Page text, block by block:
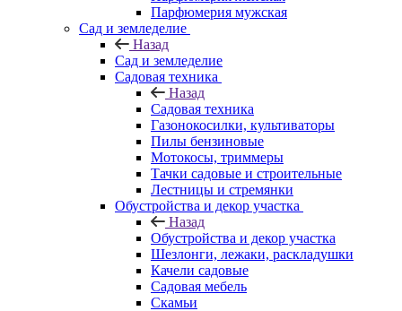
Парфюмерия мужская
Сад и земледелие
Назад
Сад и земледелие
Садовая техника
Назад
Садовая техника
Газонокосилки, культиваторы
Пилы бензиновые
Мотокосы, триммеры
Тачки садовые и строительные
Лестницы и стремянки
Обустройства и декор участка
Назад
Обустройства и декор участка
Шезлонги, лежаки, раскладушки
Качели садовые
Садовая мебель
Скамьи